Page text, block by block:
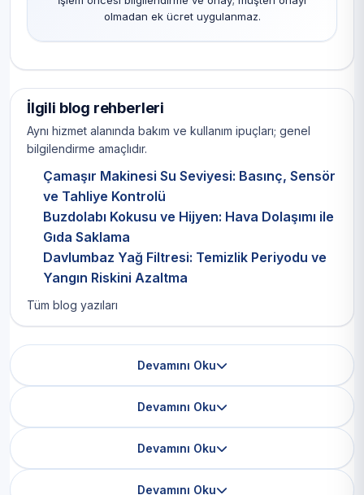
olmadan ek ücret uygulanmaz.
İlgili blog rehberleri
Aynı hizmet alanında bakım ve kullanım ipuçları; genel
bilgilendirme amaçlıdır.
Çamaşır Makinesi Su Seviyesi: Basınç, Sensör
ve Tahliye Kontrolü
Buzdolabı Kokusu ve Hijyen: Hava Dolaşımı ile
Gıda Saklama
Davlumbaz Yağ Filtresi: Temizlik Periyodu ve
Yangın Riskini Azaltma
Tüm blog yazıları
Devamını Oku
Devamını Oku
Devamını Oku
Devamını Oku